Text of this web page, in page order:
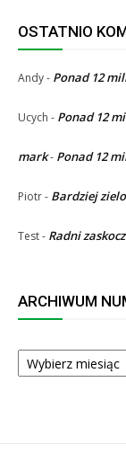
OSTATNIO
Andy- Ponad 12
Ucych - Ponad 12
mark- Ponad 12
Piotr- Bardziej
Test- Radni
ARCHIWUM
ARCHIWUM
NUMERÓW